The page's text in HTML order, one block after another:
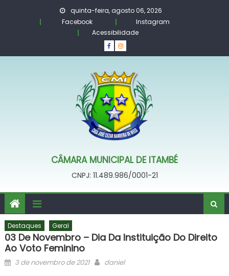
quinta-feira, agosto 06, 2026
Facebook
Instagram
Acessibilidade
CÂMARA MUNICIPAL DE ITAMBÉ
CNPJ: 11.489.986/0001-21
Destaques Geral
03 De Novembro – Dia Da Instituição Do Direito
Ao Voto Feminino
Posted
3 de novembro de 2021 Author
daniel